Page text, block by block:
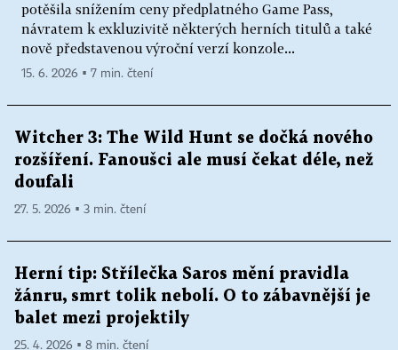
potěšila snížením ceny předplatného Game Pass,
návratem k exkluzivitě některých herních titulů a také
nově představenou výroční verzí konzole...
15. 6. 2026 ▪ 7 min. čtení
Witcher 3: The Wild Hunt se dočká nového
rozšíření. Fanoušci ale musí čekat déle, než
doufali
27. 5. 2026 ▪ 3 min. čtení
Herní tip: Střílečka Saros mění pravidla
žánru, smrt tolik nebolí. O to zábavnější je
balet mezi projektily
25. 4. 2026 ▪ 8 min. čtení